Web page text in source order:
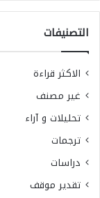
التصنيفات
الاكثر قراءة
غير مصنف
تحليلات و آراء
ترجمات
دراسات
تقدير موقف